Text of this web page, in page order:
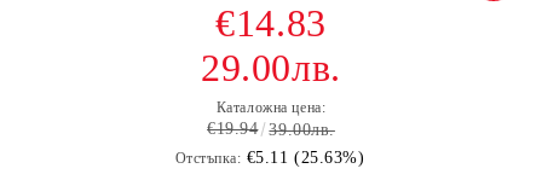
€14.83
29.00лв.
Каталожна цена:
€19.94 39.00лв.
Отстъпка: €5.11 (25.63%)